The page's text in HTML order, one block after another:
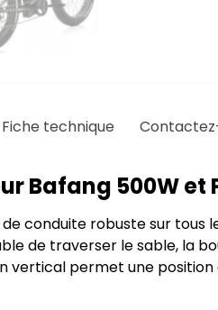
Fiche technique
Bafang 500W et
conduite robuste sur tous
de traverser le sable, la
vertical permet une